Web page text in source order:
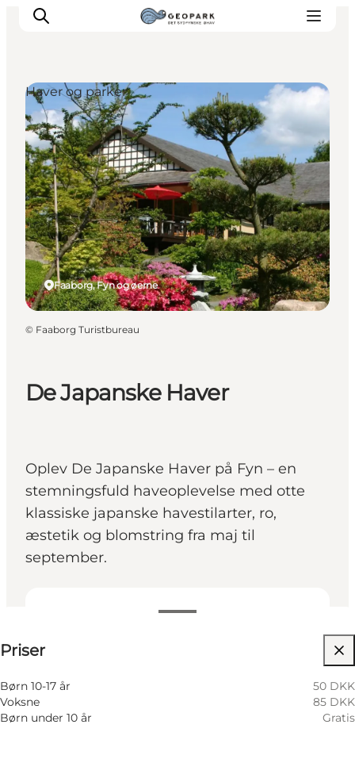
De Japanske Haver
Oplev De Japanske Haver på Fyn – en
stemningsfuld haveoplevelse med otte
klassiske japanske havestilarter, ro,
æstetik og blomstring fra maj til
september.
Priser
Børn 10-17 år
50 DKK
Voksne
85 DKK
Børn under 10 år
Gratis
Min partner, Mig selv, Venner
Faaborg, Fyn og øerne
Haver og parker
© Faaborg Turistbureau